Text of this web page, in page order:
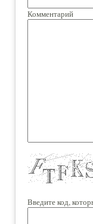
Комментарий
Введите код,